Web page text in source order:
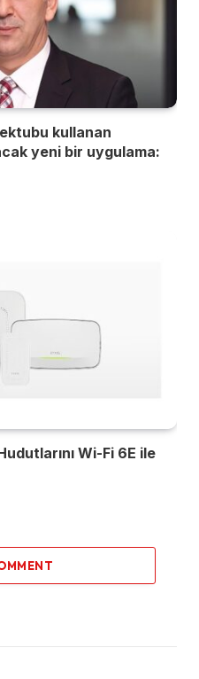
kullanan
yeni bir uygulama:
Wi-Fi 6E ile